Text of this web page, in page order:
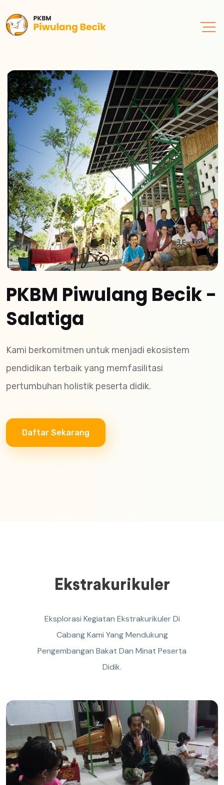
PKBM Piwulang Becik -
Salatiga
Kami berkomitmen untuk menjadi ekosistem
pendidikan terbaik yang memfasilitasi
pertumbuhan holistik peserta didik.
Daftar Sekarang
Ekstrakurikuler
Eksplorasi Kegiatan Ekstrakurikuler Di
Cabang Kami Yang Mendukung
Pengembangan Bakat Dan Minat Peserta
Didik.